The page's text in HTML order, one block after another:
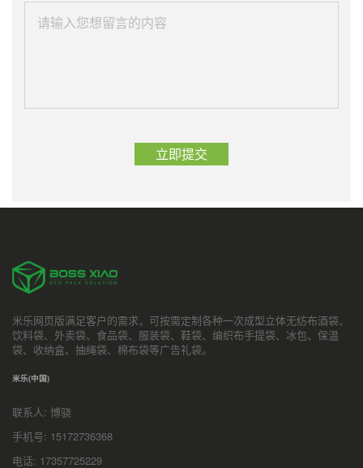
米乐网页版满足客户的需求，可按需定制各种一次成型立体无纺布酒袋、
饮料袋、外卖袋、食品袋、服装袋、鞋袋、编织布手提袋、冰包、保温
袋、收纳盒、抽绳袋、棉布袋等广告礼袋。
米乐(中国)
联系人: 博骁
手机号: 15172736368
电话: 17357725229